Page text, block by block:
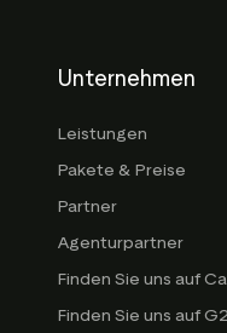
Unternehmen
Leistungen
Pakete & Preise
Partner
Agenturpartner
Finden Sie uns auf
Finden Sie uns auf G2